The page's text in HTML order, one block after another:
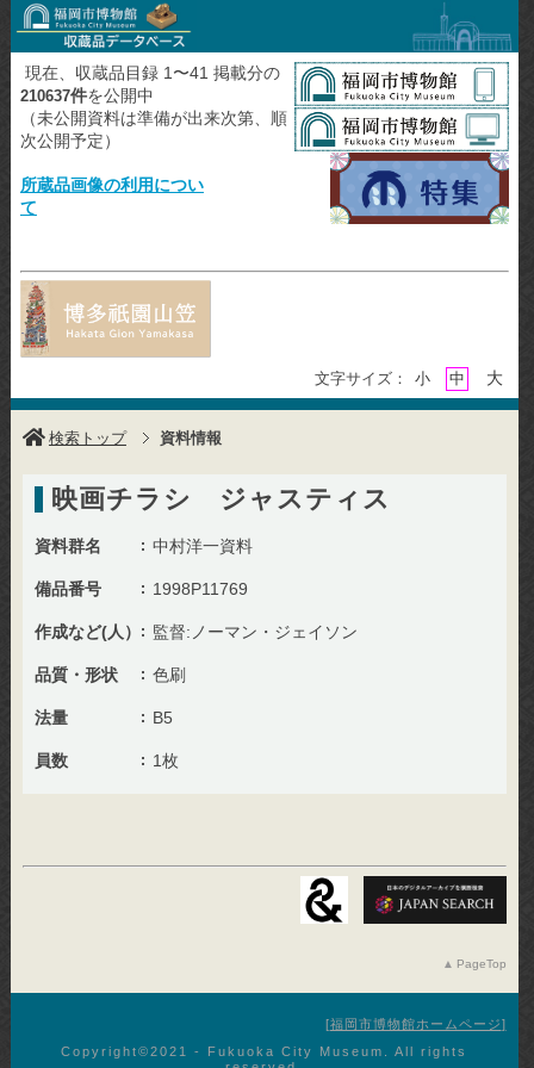
現在、収蔵品目録 1〜41 掲載分の
210637件を公開中
（未公開資料は準備が出来次第、順
次公開予定）
所蔵品画像の利用につい
て
文字サイズ： 小 中 大
検索トップ 資料情報
映画チラシ ジャスティス
資料群名 中村洋一資料
備品番号 1998P11769
作成など(人） 監督:ノーマン・ジェイソン
品質・形状 色刷
法量 B5
員数 1枚
PageTop
福岡市博物館ホームページ
Copyright©︎2021 - Fukuoka City Museum. All rights